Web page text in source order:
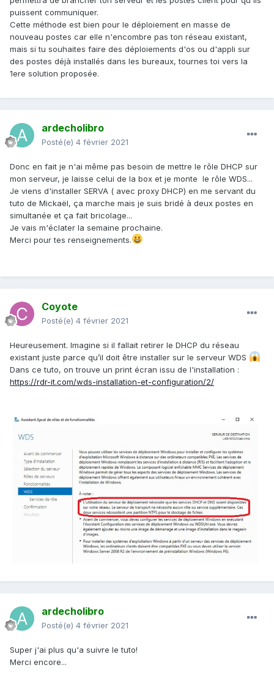
puissent communiquer.
Cette méthode est bien pour le déploiement en masse de
nouveau postes car elle n'encombre pas ton réseau existant,
mais si tu souhaites faire des déploiements d'os ou d'appli sur
des postes déjà installés dans les bureaux, tournes toi vers la
1ere solution proposée.
ardecholibro
Posté(e) 4 février 2021
Donc en fait je n'ai même pas besoin de mettre le rôle DHCP sur
mon serveur, je laisse celui de la box et je monte le rôle WDS...
Je viens d'installer SERVA ( avec proxy DHCP) en me servant du
tuto de Mickaël, ça marche mais je suis bridé à deux postes en
simultanée et ça fait bricolage...
Je vais m'éclater la semaine prochaine.
Merci pour tes renseignements.
Coyote
Posté(e) 4 février 2021
Heureusement. Imagine si il fallait retirer le DHCP du réseau
existant juste parce qu’il doit être installer sur le serveur WDS
Dans ce tuto, on trouve un print écran issu de l'installation :
https://rdr-it.com/wds-installation-et-configuration/2/
ardecholibro
Posté(e) 4 février 2021
Super j'ai plus qu'a suivre le tuto!
Merci encore...